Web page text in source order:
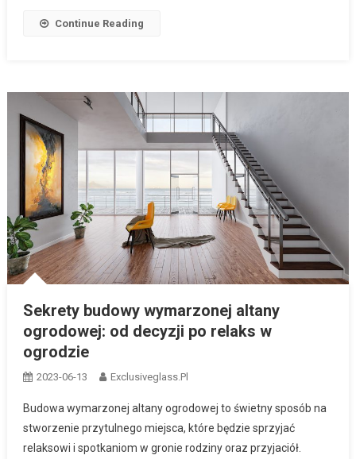
Continue Reading
Sekrety budowy wymarzonej altany
ogrodowej: od decyzji po relaks w
ogrodzie
2023-06-13 Exclusiveglass.pl
Budowa wymarzonej altany ogrodowej to świetny sposób na
stworzenie przytulnego miejsca, które będzie sprzyjać
relaksowi i spotkaniom w gronie rodziny oraz przyjaciół.